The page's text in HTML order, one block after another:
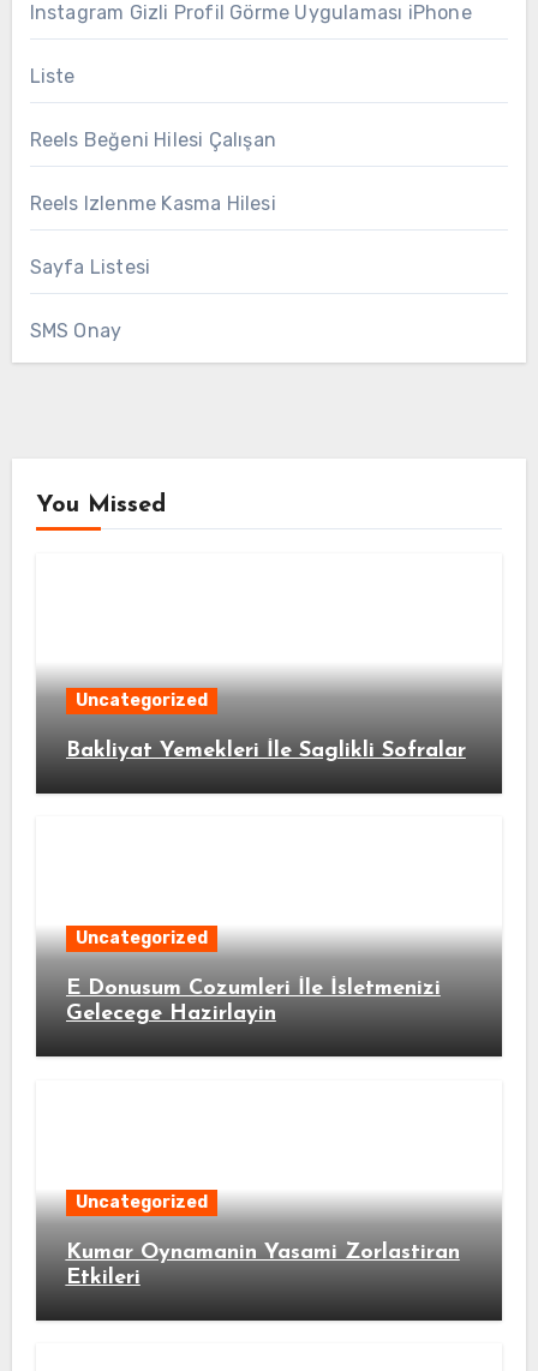
Instagram Gizli Profil Görme Uygulaması iPhone
Liste
Reels Beğeni Hilesi Çalışan
Reels Izlenme Kasma Hilesi
Sayfa Listesi
SMS Onay
You Missed
Uncategorized
Bakliyat Yemekleri İle Saglikli Sofralar
Uncategorized
E Donusum Cozumleri İle İsletmenizi
Gelecege Hazirlayin
Uncategorized
Kumar Oynamanin Yasami Zorlastiran
Etkileri